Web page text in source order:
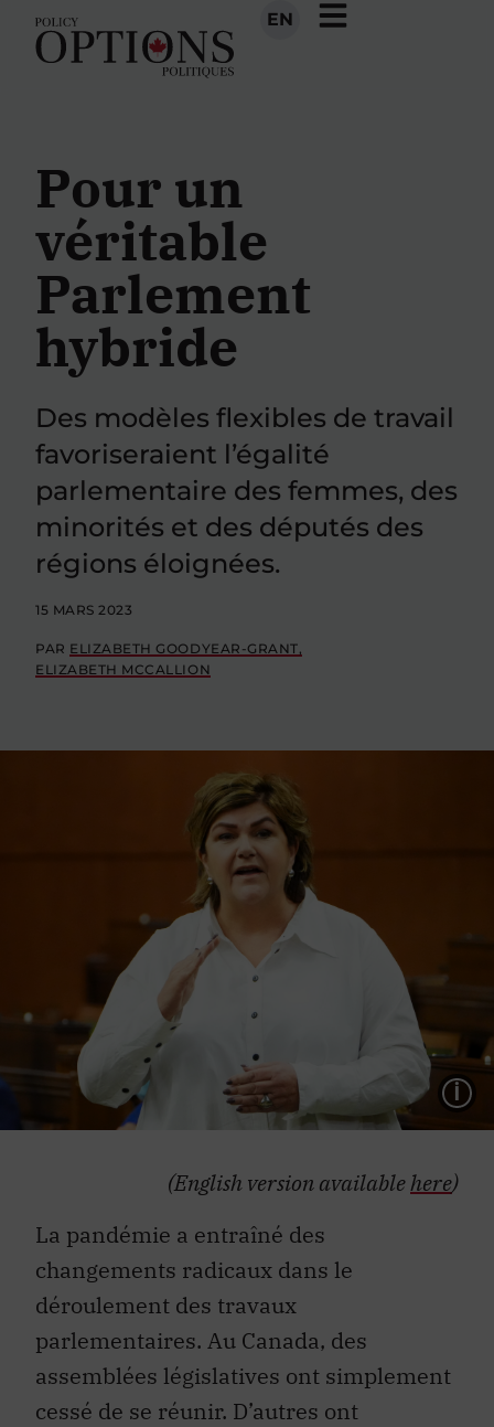
EN
Pour un
véritable
Parlement
hybride
Des modèles flexibles de travail
favoriseraient l’égalité
parlementaire des femmes, des
minorités et des députés des
régions éloignées.
15 MARS 2023
PAR ELIZABETH GOODYEAR-GRANT
ELIZABETH MCCALLION
(English version availablehere)
La pandémie a entraîné des
changements radicaux dans le
déroulement des travaux
parlementaires. Au Canada, des
assemblées législatives ont simplement
cessé de se réunir. D’autres ont